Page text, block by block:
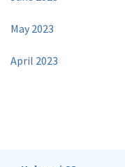
May 2023
April 2023